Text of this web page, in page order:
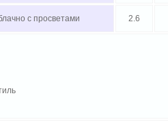
с просветами 2.6